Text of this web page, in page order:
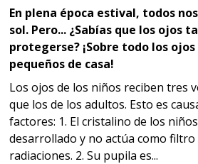
En plena época estival, todos
sol. Pero... ¿Sabías que los ojos
protegerse? ¡Sobre todo los
pequeños de casa!
Los ojos de los niños reciben tres
que los de los adultos. Esto es
factores: 1. El cristalino de los
desarrollado y no actúa como filtro
radiaciones. 2. Su pupila es...